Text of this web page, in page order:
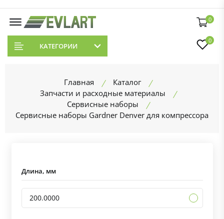
0
КАТЕГОРИИ
0
Главная
Каталог
Запчасти и расходные материалы
Сервисные наборы
Сервисные наборы Gardner Denver для компрессора
Длина, мм
200.0000